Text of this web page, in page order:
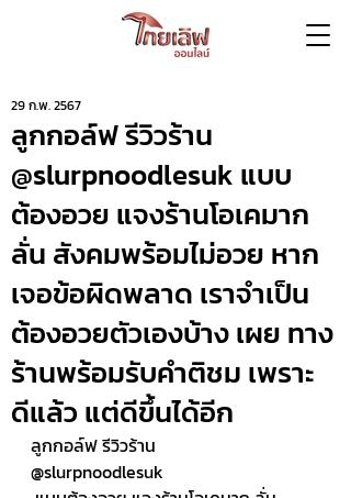
ลูกกอล์ฟ รีวิวร้าน
@slurpnoodlesuk แบบ
ต้องอวย แจงร้านโอเคมาก
ลั่น สังคมพร้อมไม่อวย หาก
เจอข้อผิดพลาด เราจำเป็น
ต้องอวยตัวเองบ้าง เผย ทาง
ร้านพร้อมรับคำติชม เพราะ
ดีแล้ว แต่ดีขึ้นได้อีก
29 ก.พ. 2567
ลูกกอล์ฟ รีวิวร้าน
@slurpnoodlesuk